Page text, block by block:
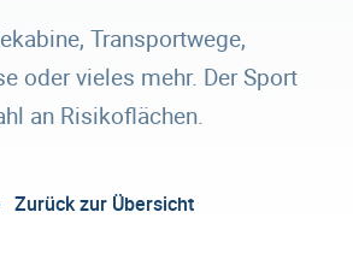
Transportwege,
oder vieles mehr. Der Sport
an Risikoflächen.
Zurück zur Übersicht